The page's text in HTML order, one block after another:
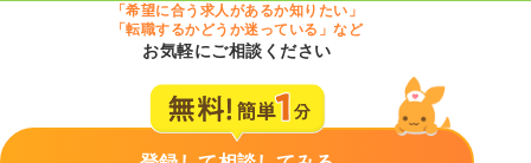
「希望に合う求人があるか知りたい」
「転職するかどうか迷っている」など
お気軽にご相談ください